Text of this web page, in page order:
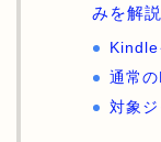
みを解説
Kindle
通常
対象